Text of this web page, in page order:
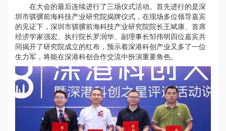
在大会的最后连续进行了三场仪式活动。首先进行的是深
圳市骐骥前海科技产业研究院揭牌仪式，在现场多位领导嘉宾
的见证下，深圳市骐骥前海科技产业研究院院长王斌康、首席
经济学家强宏、执行院长罗润华、副理事长邹伟明四位嘉宾共
同揭开了研究院成立的红布，预示着深港科创产业又多了一位
生力军，将能在深港科创合作交流中扮演重要角色。